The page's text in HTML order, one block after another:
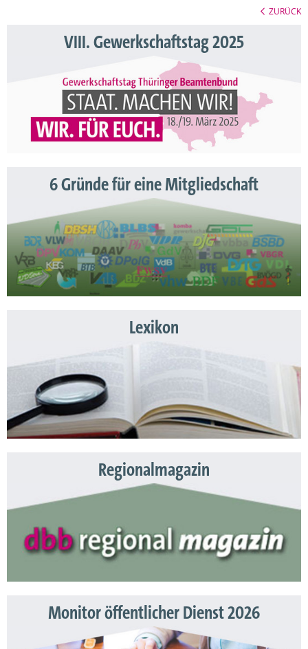
ZURÜCK
VIII. Gewerkschaftstag 2025
6 Gründe für eine Mitgliedschaft
Lexikon
Regionalmagazin
Monitor öffentlicher Dienst 2026